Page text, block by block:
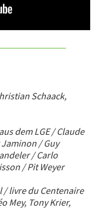
Schaack,
dem LGE / Claude
/ Guy
/ Carlo
/ Pit Weyer
livre du Centenaire
Mey, Tony Krier,